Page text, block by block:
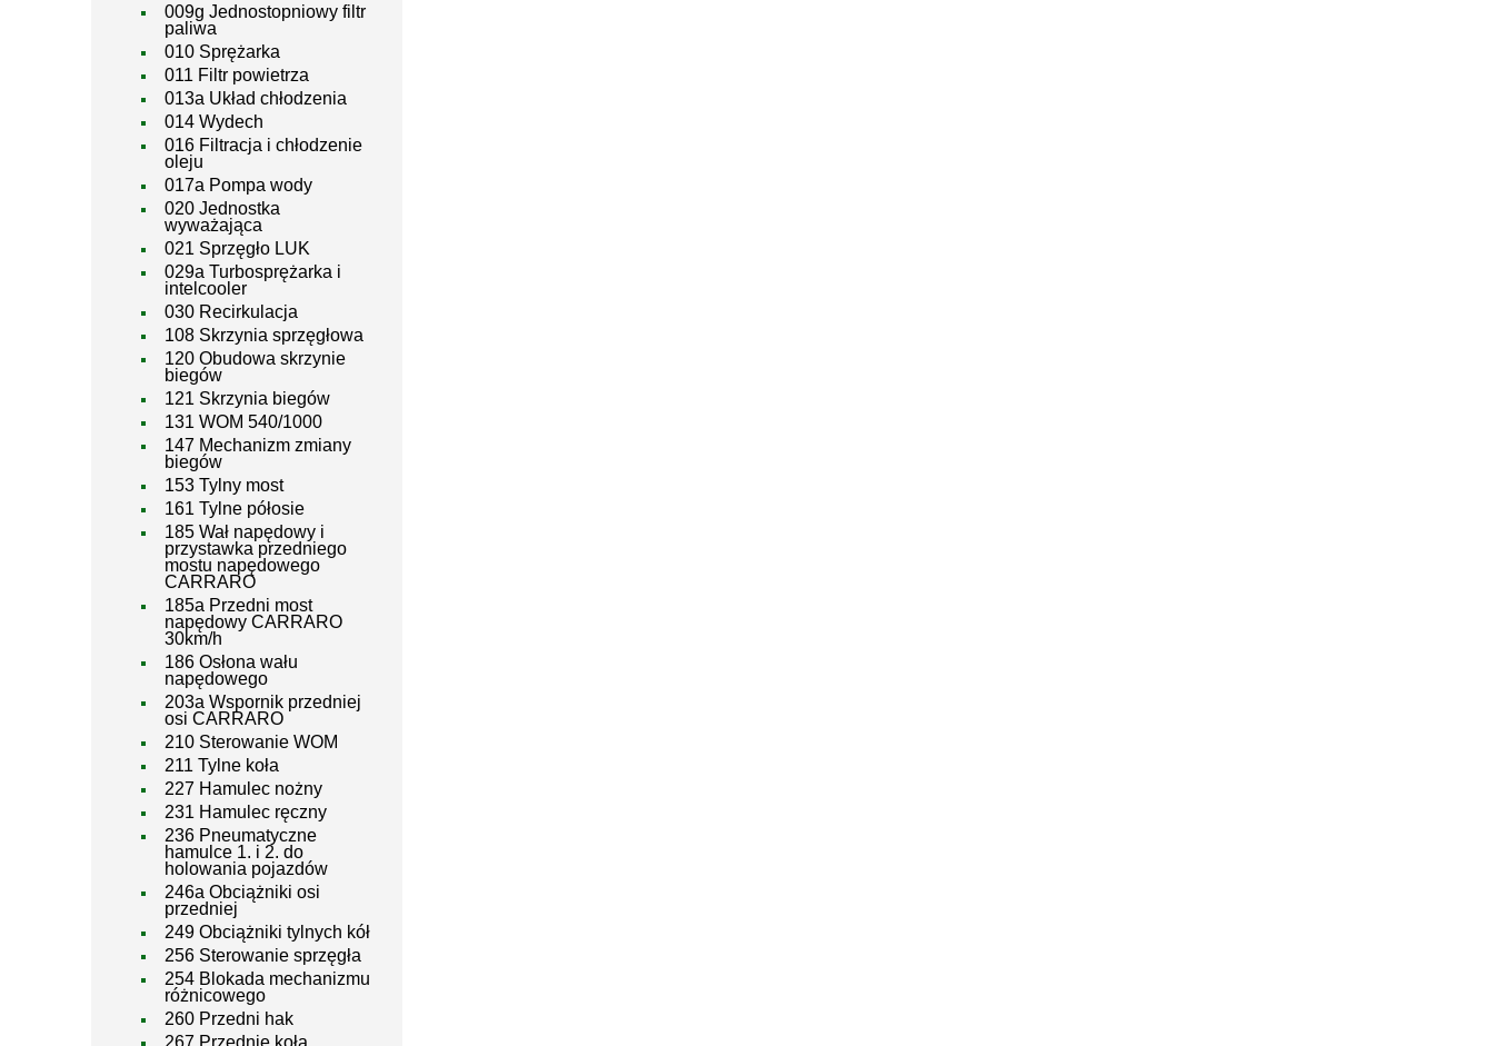
009g Jednostopniowy filtr
paliwa
010 Sprężarka
011 Filtr powietrza
013a Układ chłodzenia
014 Wydech
016 Filtracja i chłodzenie
oleju
017a Pompa wody
020 Jednostka
wyważająca
021 Sprzęgło LUK
029a Turbosprężarka i
intelcooler
030 Recirkulacja
108 Skrzynia sprzęgłowa
120 Obudowa skrzynie
biegów
121 Skrzynia biegów
131 WOM 540/1000
147 Mechanizm zmiany
biegów
153 Tylny most
161 Tylne półosie
185 Wał napędowy i
przystawka przedniego
mostu napędowego
CARRARO
185a Przedni most
napędowy CARRARO
30km/h
186 Osłona wału
napędowego
203a Wspornik przedniej
osi CARRARO
210 Sterowanie WOM
211 Tylne koła
227 Hamulec nożny
231 Hamulec ręczny
236 Pneumatyczne
hamulce 1. i 2. do
holowania pojazdów
246a Obciążniki osi
przedniej
249 Obciążniki tylnych kół
256 Sterowanie sprzęgła
254 Blokada mechanizmu
różnicowego
260 Przedni hak